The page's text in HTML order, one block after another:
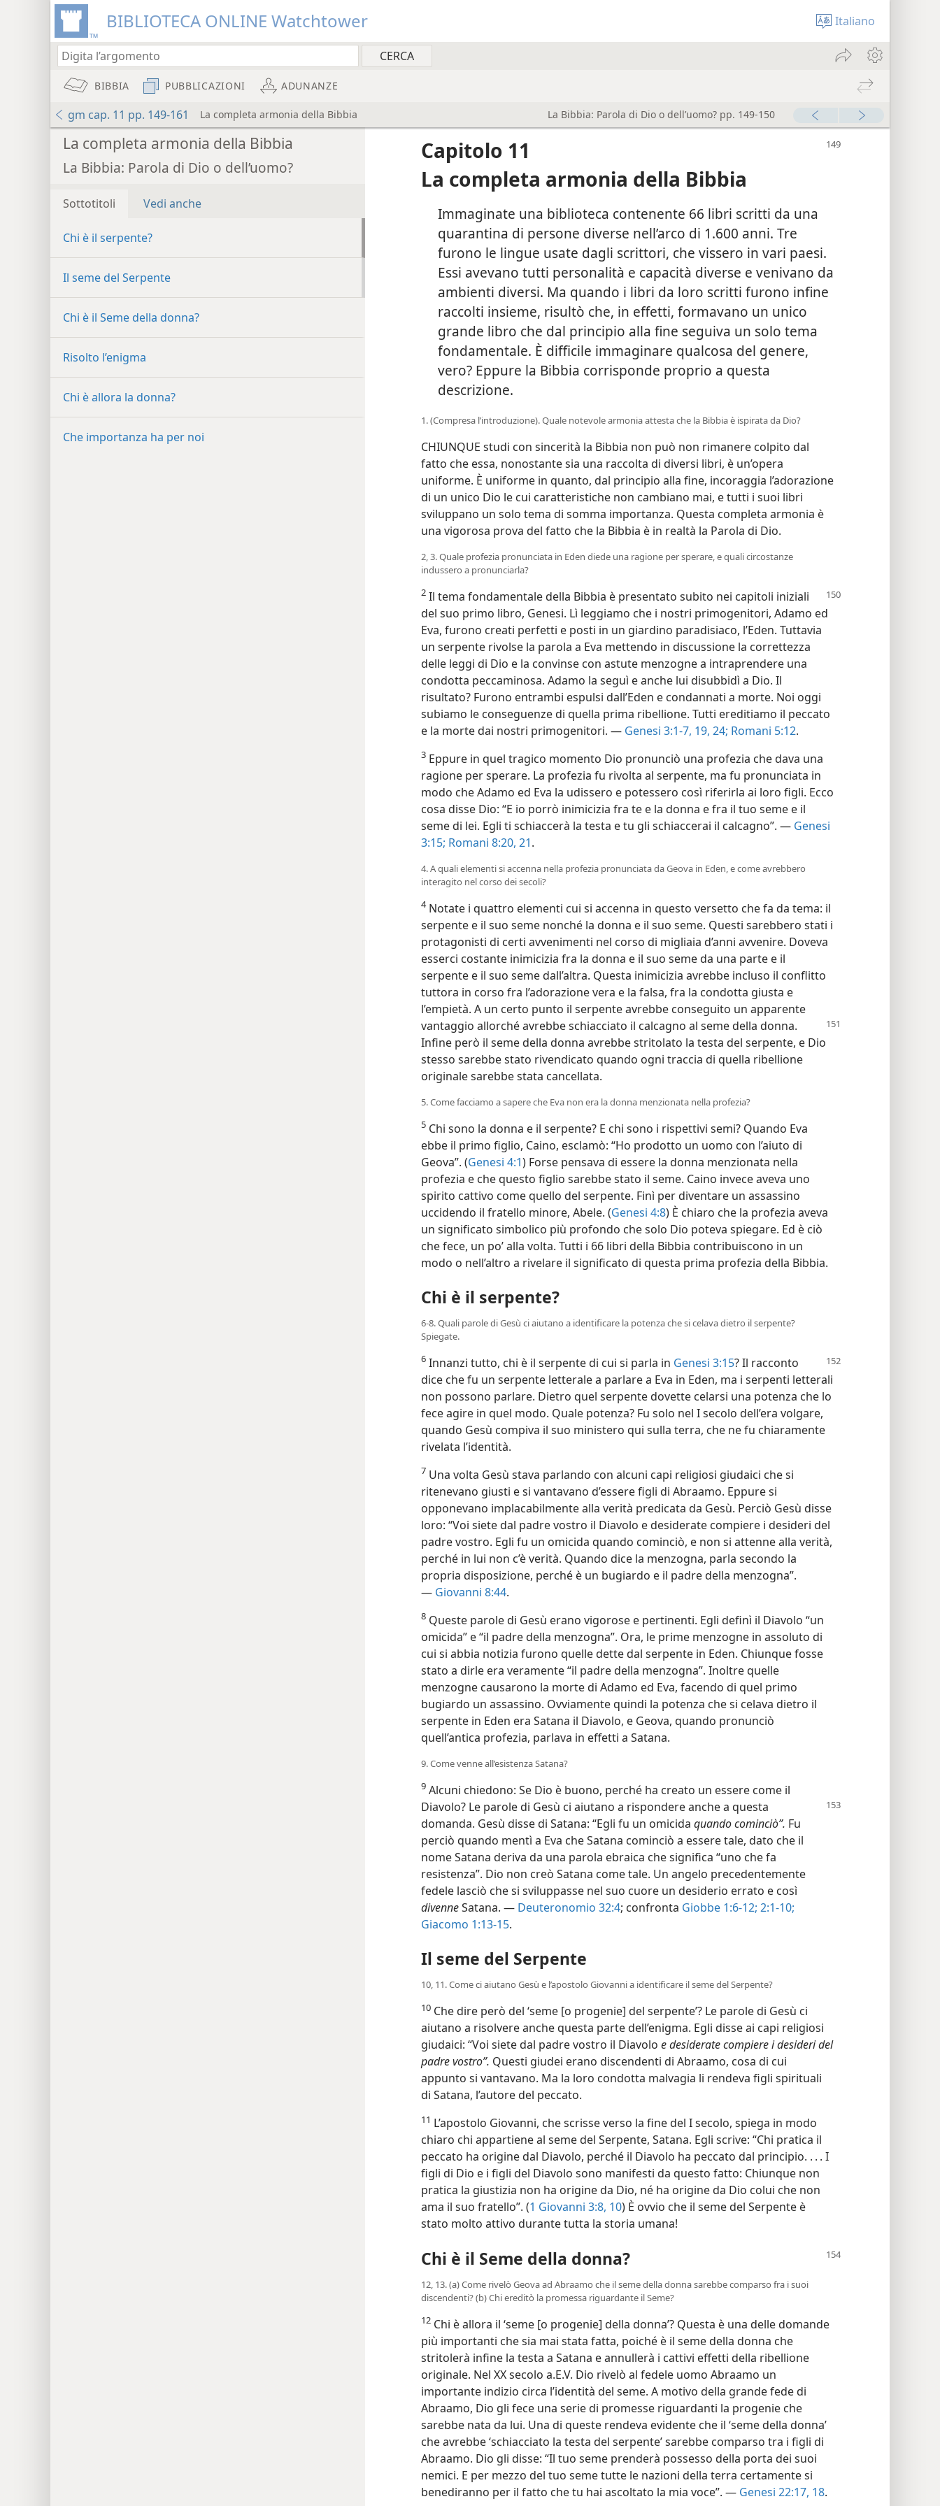
BIBLIOTECA ONLINE Watchtower Italiano
BIBBIA PUBBLICAZIONI ADUNANZE
gm cap. 11 pp. 149-161 La completa armonia della Bibbia La Bibbia: Parola di Dio o dell’uomo? pp. 149-150
La completa armonia della Bibbia
La Bibbia: Parola di Dio o dell’uomo?
Sottotitoli Vedi anche
Chi è il serpente?
Il seme del Serpente
Chi è il Seme della donna?
Risolto l’enigma
Chi è allora la donna?
Che importanza ha per noi
Capitolo 11
La completa armonia della Bibbia
Immaginate una biblioteca contenente 66 libri scritti da una
quarantina di persone diverse nell’arco di 1.600 anni. Tre
furono le lingue usate dagli scrittori, che vissero in vari paesi.
Essi avevano tutti personalità e capacità diverse e venivano da
ambienti diversi. Ma quando i libri da loro scritti furono infine
raccolti insieme, risultò che, in effetti, formavano un unico
grande libro che dal principio alla fine seguiva un solo tema
fondamentale. È difficile immaginare qualcosa del genere,
vero? Eppure la Bibbia corrisponde proprio a questa
descrizione.
1. (Compresa l’introduzione). Quale notevole armonia attesta che la Bibbia è ispirata da Dio?
CHIUNQUE studi con sincerità la Bibbia non può non rimanere colpito dal
fatto che essa, nonostante sia una raccolta di diversi libri, è un’opera
uniforme. È uniforme in quanto, dal principio alla fine, incoraggia l’adorazione
di un unico Dio le cui caratteristiche non cambiano mai, e tutti i suoi libri
sviluppano un solo tema di somma importanza. Questa completa armonia è
una vigorosa prova del fatto che la Bibbia è in realtà la Parola di Dio.
2, 3. Quale profezia pronunciata in Eden diede una ragione per sperare, e quali circostanze
indussero a pronunciarla?
2 Il tema fondamentale della Bibbia è presentato subito nei capitoli iniziali
del suo primo libro, Genesi. Lì leggiamo che i nostri primogenitori, Adamo ed
Eva, furono creati perfetti e posti in un giardino paradisiaco, l’Eden. Tuttavia
un serpente rivolse la parola a Eva mettendo in discussione la correttezza
delle leggi di Dio e la convinse con astute menzogne a intraprendere una
condotta peccaminosa. Adamo la seguì e anche lui disubbidì a Dio. Il
risultato? Furono entrambi espulsi dall’Eden e condannati a morte. Noi oggi
subiamo le conseguenze di quella prima ribellione. Tutti ereditiamo il peccato
e la morte dai nostri primogenitori. — Genesi 3:1-7, 19, 24; Romani 5:12.
3 Eppure in quel tragico momento Dio pronunciò una profezia che dava una
ragione per sperare. La profezia fu rivolta al serpente, ma fu pronunciata in
modo che Adamo ed Eva la udissero e potessero così riferirla ai loro figli. Ecco
cosa disse Dio: “E io porrò inimicizia fra te e la donna e fra il tuo seme e il
seme di lei. Egli ti schiaccerà la testa e tu gli schiaccerai il calcagno”. — Genesi
3:15; Romani 8:20, 21.
4. A quali elementi si accenna nella profezia pronunciata da Geova in Eden, e come avrebbero
interagito nel corso dei secoli?
4Notate i quattro elementi cui si accenna in questo versetto che fa da tema: il
serpente e il suo seme nonché la donna e il suo seme. Questi sarebbero stati i
protagonisti di certi avvenimenti nel corso di migliaia d’anni avvenire. Doveva
esserci costante inimicizia fra la donna e il suo seme da una parte e il
serpente e il suo seme dall’altra. Questa inimicizia avrebbe incluso il conflitto
tuttora in corso fra l’adorazione vera e la falsa, fra la condotta giusta e
l’empietà. A un certo punto il serpente avrebbe conseguito un apparente
vantaggio allorché avrebbeschiacciato il calcagno al seme della donna.
Infine però il seme della donna avrebbe stritolato la testa del serpente, e Dio
stesso sarebbe stato rivendicato quando ogni traccia di quella ribellione
originale sarebbe stata cancellata.
5. Come facciamo a sapere che Eva non era la donna menzionata nella profezia?
5 Chi sono la donna e il serpente? E chi sono i rispettivi semi? Quando Eva
ebbe il primo figlio, Caino, esclamò: “Ho prodotto un uomo con l’aiuto di
Geova”. (Genesi 4:1) Forse pensava di essere la donna menzionata nella
profezia e che questo figlio sarebbe stato il seme. Caino invece aveva uno
spirito cattivo come quello del serpente. Finì per diventare un assassino
uccidendo il fratello minore, Abele. (Genesi 4:8) È chiaro che la profezia aveva
un significato simbolico più profondo che solo Dio poteva spiegare. Ed è ciò
che fece, un po’ alla volta. Tutti i 66 libri della Bibbia contribuiscono in un
modo o nell’altro a rivelare il significato di questa prima profezia della Bibbia.
Chi è il serpente?
6-8. Quali parole di Gesù ci aiutano a identificare la potenza che si celava dietro il serpente?
Spiegate.
6 Innanzi tutto, chi è il serpente di cui si parla in Genesi 3:15? Il racconto
dice che fu un serpente letterale a parlare a Eva in Eden, ma i serpenti letterali
non possono parlare. Dietro quel serpente dovette celarsi una potenza che lo
fece agire in quel modo. Quale potenza? Fu solo nel I secolo dell’era volgare,
quando Gesù compiva il suo ministero qui sulla terra, che ne fu chiaramente
rivelata l’identità.
7 Una volta Gesù stava parlando con alcuni capi religiosi giudaici che si
ritenevano giusti e si vantavano d’essere figli di Abraamo. Eppure si
opponevano implacabilmente alla verità predicata da Gesù. Perciò Gesù disse
loro: “Voi siete dal padre vostro il Diavolo e desiderate compiere i desideri del
padre vostro. Egli fu un omicida quando cominciò, e non si attenne alla verità,
perché in lui non c’è verità. Quando dice la menzogna, parla secondo la
propria disposizione, perché è un bugiardo e il padre della menzogna”.
— Giovanni 8:44.
8 Queste parole di Gesù erano vigorose e pertinenti. Egli definì il Diavolo “un
omicida” e “il padre della menzogna”. Ora, le prime menzogne in assoluto di
cui si abbia notizia furono quelle dette dal serpente in Eden. Chiunque fosse
stato a dirle era veramente “il padre della menzogna”. Inoltre quelle
menzogne causarono la morte di Adamo ed Eva, facendo di quel primo
bugiardo un assassino. Ovviamente quindi la potenza che si celava dietro il
serpente in Eden era Satana il Diavolo, e Geova, quando pronunciò
quell’antica profezia, parlava in effetti a Satana.
9. Come venne all’esistenza Satana?
9 Alcuni chiedono: Se Dio è buono, perché ha creato un essere come il
Diavolo? Le parole di Gesù ci aiutano a rispondere anche a questa
domanda. Gesù disse di Satana: “Egli fu un omicida quando cominciò”. Fu
perciò quando mentì a Eva che Satana cominciò a essere tale, dato che il
nome Satana deriva da una parola ebraica che significa “uno che fa
resistenza”. Dio non creò Satana come tale. Un angelo precedentemente
fedele lasciò che si sviluppasse nel suo cuore un desiderio errato e così
divenneSatana. — Deuteronomio 32:4; confronta Giobbe 1:6-12; 2:1-10;
Giacomo 1:13-15.
Il seme del Serpente
10, 11. Come ci aiutano Gesù e l’apostolo Giovanni a identificare il seme del Serpente?
10 Che dire però del ‘seme [o progenie] del serpente’? Le parole di Gesù ci
aiutano a risolvere anche questa parte dell’enigma. Egli disse ai capi religiosi
giudaici: “Voi siete dal padre vostro il Diavolo e desiderate compiere i desideri del
padre vostro”. Questi giudei erano discendenti di Abraamo, cosa di cui
appunto si vantavano. Ma la loro condotta malvagia li rendeva figli spirituali
di Satana, l’autore del peccato.
11 L’apostolo Giovanni, che scrisse verso la fine del I secolo, spiega in modo
chiaro chi appartiene al seme del Serpente, Satana. Egli scrive: “Chi pratica il
peccato ha origine dal Diavolo, perché il Diavolo ha peccato dal principio. . . . I
figli di Dio e i figli del Diavolo sono manifesti da questo fatto: Chiunque non
pratica la giustizia non ha origine da Dio, né ha origine da Dio colui che non
ama il suo fratello”. (1 Giovanni 3:8, 10) È ovvio che il seme del Serpente è
stato molto attivo durante tutta la storia umana!
Chi è il Seme della donna?
12, 13. (a) Come rivelò Geova ad Abraamo che il seme della donna sarebbe comparso fra i suoi
discendenti? (b) Chi ereditò la promessa riguardante il Seme?
12 Chi è allora il ‘seme [o progenie] della donna’? Questa è una delle domande
più importanti che sia mai stata fatta, poiché è il seme della donna che
stritolerà infine la testa a Satana e annullerà i cattivi effetti della ribellione
originale. Nel XX secolo a.E.V. Dio rivelò al fedele uomo Abraamo un
importante indizio circa l’identità del seme. A motivo della grande fede di
Abraamo, Dio gli fece una serie di promesse riguardanti la progenie che
sarebbe nata da lui. Una di queste rendeva evidente che il ‘seme della donna’
che avrebbe ‘schiacciato la testa del serpente’ sarebbe comparso tra i figli di
Abraamo. Dio gli disse: “Il tuo seme prenderà possesso della porta dei suoi
nemici. E per mezzo del tuo seme tutte le nazioni della terra certamente si
benediranno per il fatto che tu hai ascoltato la mia voce”. — Genesi 22:17, 18.